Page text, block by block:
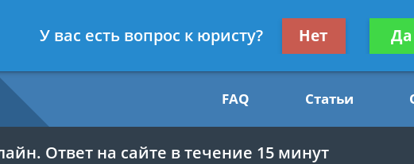
467-37-54
Получите
FAQ Статьи
Ответ на сайте в течение 15 минут
У вас есть вопрос к юристу? Нет Да